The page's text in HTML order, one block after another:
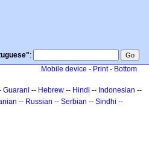
:
Mobile device - Print- Bottom
Guarani -- Hebrew -- Hindi -- Indonesian --
-- Russian -- Serbian -- Sindhi --